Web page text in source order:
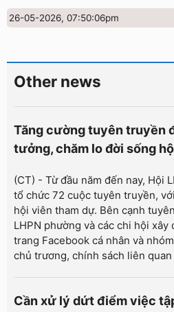
26-05-2026, 07:50:06pm
Other news
Tăng cường tuyên truyền
tưởng, chăm lo đời sống
(CT) - Từ đầu năm đến nay, Hội
tổ chức 72 cuộc tuyên truyền,
hội viên tham dự. Bên cạnh
LHPN phường và các chi hội xây
trang Facebook cá nhân và
chủ trương, chính sách liên
Cần xử lý dứt điểm việc